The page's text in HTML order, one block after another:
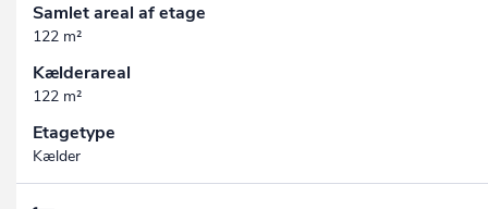
Samlet areal af etage
122 m²
Kælderareal
122 m²
Etagetype
Kælder